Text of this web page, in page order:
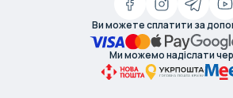
Ви можете сплатити за
Ми можемо надіслати